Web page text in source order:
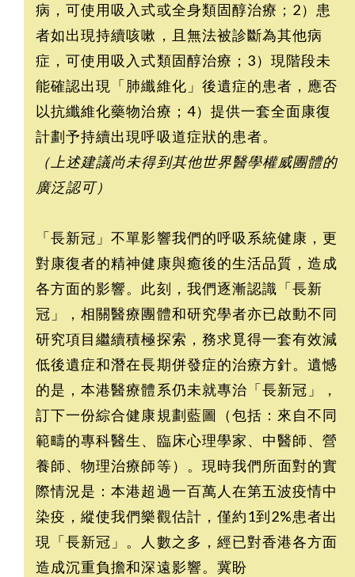
病，可使用吸入式或全身類固醇治療；2）患
者如出現持續咳嗽，且無法被診斷為其他病
症，可使用吸入式類固醇治療；3）現階段未
能確認出現「肺纖維化」後遺症的患者，應否
以抗纖維化藥物治療；4）提供一套全面康復
計劃予持續出現呼吸道症狀的患者。
（上述建議尚未得到其他世界醫學權威團體的
廣泛認可）
「長新冠」不單影響我們的呼吸系統健康，更
對康復者的精神健康與癒後的生活品質，造成
各方面的影響。此刻，我們逐漸認識「長新
冠」，相關醫療團體和研究學者亦已啟動不同
研究項目繼續積極探索，務求覓得一套有效減
低後遺症和潛在長期併發症的治療方針。遺憾
的是，本港醫療體系仍未就專治「長新冠」，
訂下一份綜合健康規劃藍圖（包括：來自不同
範疇的專科醫生、臨床心理學家、中醫師、營
養師、物理治療師等）。現時我們所面對的實
際情況是：本港超過一百萬人在第五波疫情中
染疫，縱使我們樂觀估計，僅約1到2%患者出
現「長新冠」。人數之多，經已對香港各方面
造成沉重負擔和深遠影響。冀盼